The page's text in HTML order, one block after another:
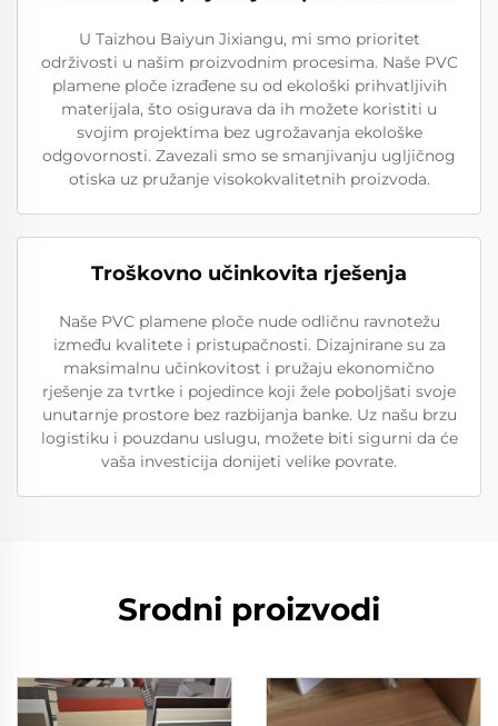
U Taizhou Baiyun Jixiangu, mi smo prioritet
održivosti u našim proizvodnim procesima. Naše PVC
plamene ploče izrađene su od ekološki prihvatljivih
materijala, što osigurava da ih možete koristiti u
svojim projektima bez ugrožavanja ekološke
odgovornosti. Zavezali smo se smanjivanju ugljičnog
otiska uz pružanje visokokvalitetnih proizvoda.
Troškovno učinkovita rješenja
Naše PVC plamene ploče nude odličnu ravnotežu
između kvalitete i pristupačnosti. Dizajnirane su za
maksimalnu učinkovitost i pružaju ekonomično
rješenje za tvrtke i pojedince koji žele poboljšati svoje
unutarnje prostore bez razbijanja banke. Uz našu brzu
logistiku i pouzdanu uslugu, možete biti sigurni da će
vaša investicija donijeti velike povrate.
Srodni proizvodi